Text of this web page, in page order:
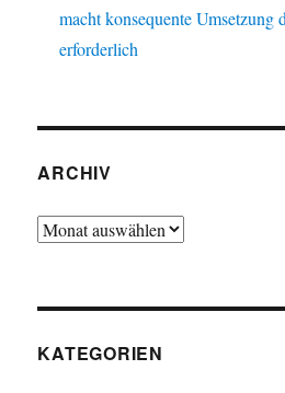
macht konsequente Umsetzung
erforderlich
ARCHIV
Archiv
KATEGORIEN